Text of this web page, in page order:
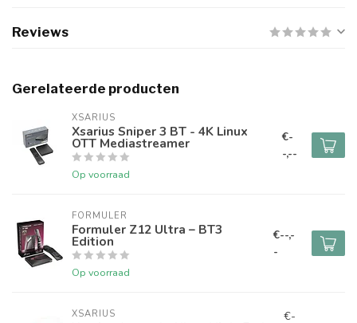
Reviews
Gerelateerde producten
XSARIUS
Xsarius Sniper 3 BT - 4K Linux
OTT Mediastreamer
Op voorraad
€-
-,--
FORMULER
Formuler Z12 Ultra – BT3
Edition
Op voorraad
€--,-
-
XSARIUS
€-